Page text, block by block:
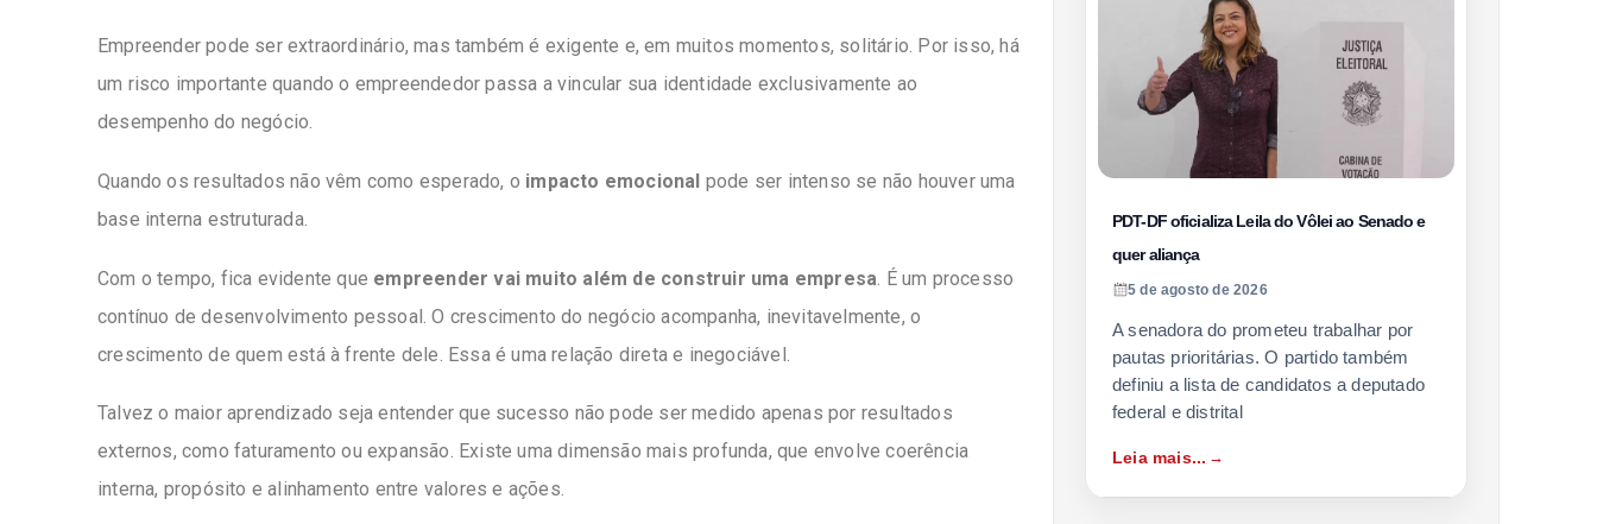
Empreender pode ser extraordinário, mas também é exigente e, em muitos momentos, solitário. Por isso, há
um risco importante quando o empreendedor passa a vincular sua identidade exclusivamente ao
desempenho do negócio.
Quando os resultados não vêm como esperado, o impacto emocional pode ser intenso se não houver uma
base interna estruturada.
Com o tempo, fica evidente que empreender vai muito além de construir uma empresa . É um processo
contínuo de desenvolvimento pessoal. O crescimento do negócio acompanha, inevitavelmente, o
crescimento de quem está à frente dele. Essa é uma relação direta e inegociável.
Talvez o maior aprendizado seja entender que sucesso não pode ser medido apenas por resultados
externos, como faturamento ou expansão. Existe uma dimensão mais profunda, que envolve coerência
interna, propósito e alinhamento entre valores e ações.
PDT-DF oficializa Leila do Vôlei ao Senado e
quer aliança
5 de agosto de 2026
A senadora do prometeu trabalhar por
pautas prioritárias. O partido também
definiu a lista de candidatos a deputado
federal e distrital
Leia mais...